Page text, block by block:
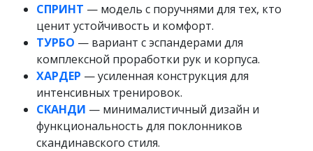
СПРИНТ — модель с поручнями для тех, кто
ценит устойчивость и комфорт.
ТУРБО — вариант с эспандерами для
комплексной проработки рук и корпуса.
ХАРДЕР — усиленная конструкция для
интенсивных тренировок.
СКАНДИ — минималистичный дизайн и
функциональность для поклонников
скандинавского стиля.